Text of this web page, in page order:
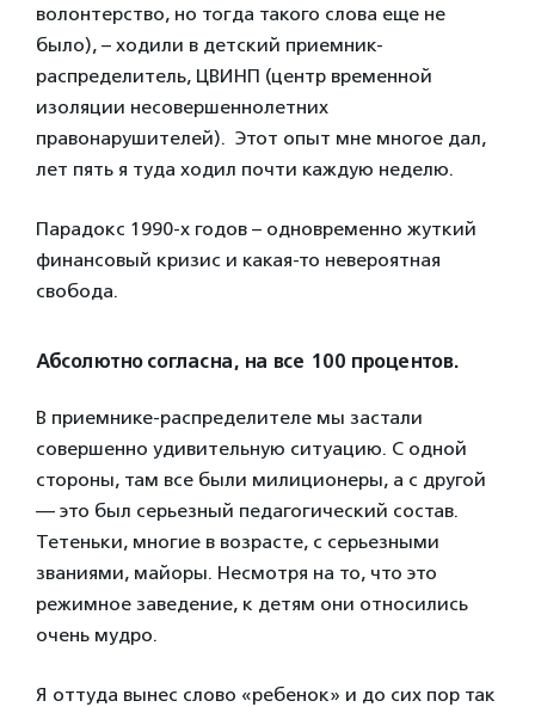
волонтерство, но тогда такого слова еще не
было), – ходили в детский приемник-
распределитель, ЦВИНП (центр временной
изоляции несовершеннолетних
правонарушителей). Этот опыт мне многое дал,
лет пять я туда ходил почти каждую неделю.
Парадокс 1990-х годов – одновременно жуткий
финансовый кризис и какая-то невероятная
свобода.
Абсолютно согласна, на все 100 процентов.
В приемнике-распределителе мы застали
совершенно удивительную ситуацию. С одной
стороны, там все были милиционеры, а с другой
— это был серьезный педагогический состав.
Тетеньки, многие в возрасте, с серьезными
званиями, майоры. Несмотря на то, что это
режимное заведение, к детям они относились
очень мудро.
Я оттуда вынес слово «ребенок» и до сих пор так